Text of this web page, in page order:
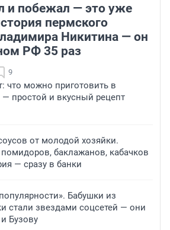
и побежал — это уже
пермского
Никитина — он
РФ 35 раз
9
что можно приготовить в
простой и вкусный рецепт
от молодой хозяйки.
баклажанов, кабачков
— сразу в банки
Бабушки из
стали звездами соцсетей — они
Бузову